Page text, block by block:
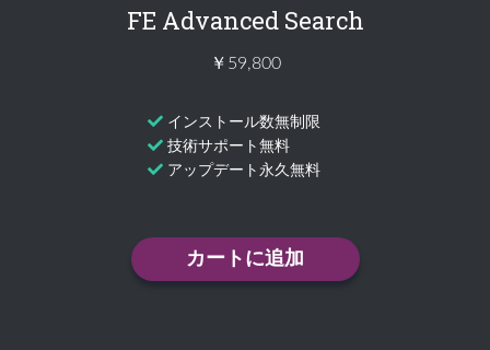
FE Advanced Search
￥59,800
インストール数無制限
技術サポート無料
アップデート永久無料
カートに追加